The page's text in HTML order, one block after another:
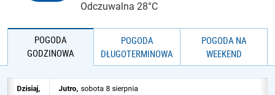
Odczuwalna 28°C
POGODA
GODZINOWA
POGODA
DŁUGOTERMINOWA
POGODA NA
WEEKEND